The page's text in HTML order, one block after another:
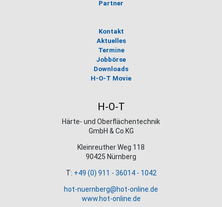
Partner
Kontakt
Aktuelles
Termine
Jobbörse
Downloads
H-O-T Movie
H-O-T
Härte- und Oberflächentechnik
GmbH & Co.KG
Kleinreuther Weg 118
90425 Nürnberg
T: +49 (0) 911 - 36014 - 1042
hot-nuernberg@hot-online.de
www.hot-online.de